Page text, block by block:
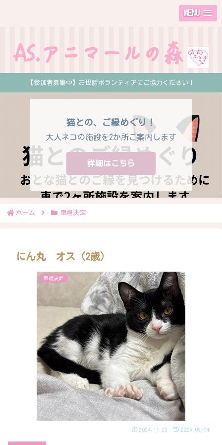
MENU
【参加者募集中】お世話ボランティアにご協力ください！
猫との、ご縁めぐり！
大人ネコの施設を2か所ご案内します
詳細はこちら
ホーム 里親決定
にん丸 オス（2歳）
里親決定
2024.11.23 2025.05.04